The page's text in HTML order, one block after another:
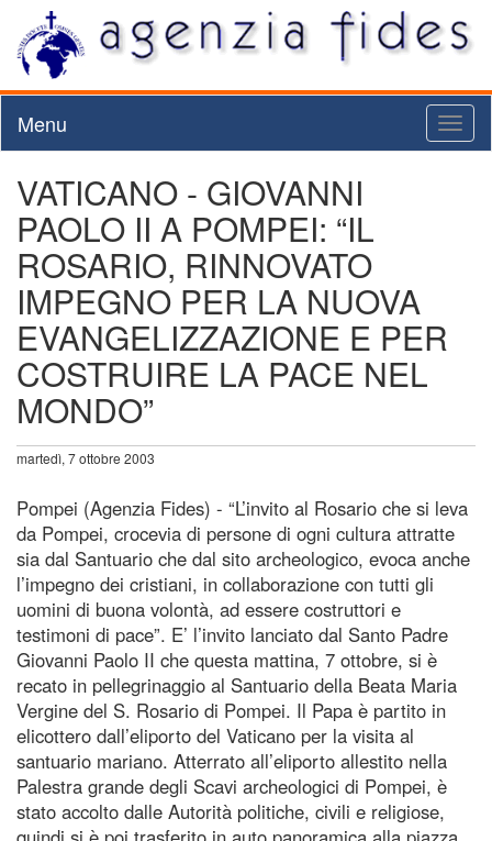
Menu
VATICANO - GIOVANNI
PAOLO II A POMPEI: “IL
ROSARIO, RINNOVATO
IMPEGNO PER LA NUOVA
EVANGELIZZAZIONE E PER
COSTRUIRE LA PACE NEL
MONDO”
martedì, 7 ottobre 2003
Pompei (Agenzia Fides) - “L’invito al Rosario che si leva
da Pompei, crocevia di persone di ogni cultura attratte
sia dal Santuario che dal sito archeologico, evoca anche
l’impegno dei cristiani, in collaborazione con tutti gli
uomini di buona volontà, ad essere costruttori e
testimoni di pace”. E’ l’invito lanciato dal Santo Padre
Giovanni Paolo II che questa mattina, 7 ottobre, si è
recato in pellegrinaggio al Santuario della Beata Maria
Vergine del S. Rosario di Pompei. Il Papa è partito in
elicottero dall’eliporto del Vaticano per la visita al
santuario mariano. Atterrato all’eliporto allestito nella
Palestra grande degli Scavi archeologici di Pompei, è
stato accolto dalle Autorità politiche, civili e religiose,